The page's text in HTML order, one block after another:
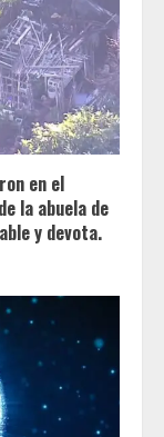
en el
la abuela de
y devota.